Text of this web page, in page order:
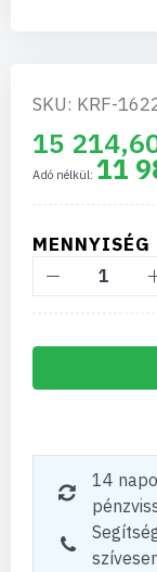
SKU: KRF-
15
11
MENNYISÉG
14